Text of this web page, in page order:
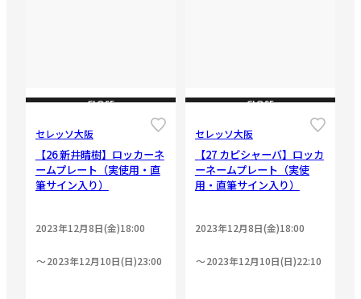
CLOSE
セレッソ大阪
【26 新井晴樹】ロッカーネ
ームプレート（実使用・直
筆サイン入り）
2023年12月8日(金)18:00
2023年12月10日(日)23:00
CLOSE
セレッソ大阪
【27 カピシャーバ】ロッカ
ーネームプレート（実使
用・直筆サイン入り）
2023年12月8日(金)18:00
2023年12月10日(日)22:10